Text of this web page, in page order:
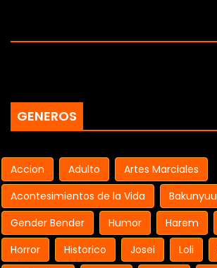
GENEROS
Accion Adulto
Artes Marciales
Acontesimientos de la Vida
Bakunyuu
Gender Bender
Humor Harem
Horror
Historico Josei Loli